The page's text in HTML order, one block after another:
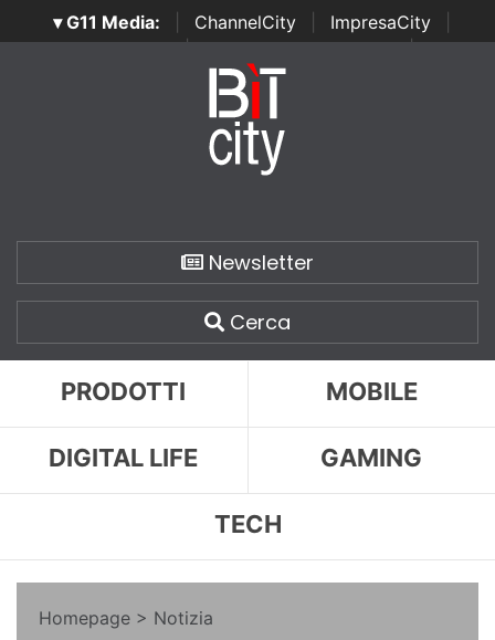
▾ G11 Media: ChannelCity ImpresaCity
SecurityOpenLab | Italian Channel Awards | Italian
Italian Security Awards
Newsletter
Cerca
PRODOTTI MOBILE
DIGITAL LIFE GAMING
TECH
Homepage > Notizia